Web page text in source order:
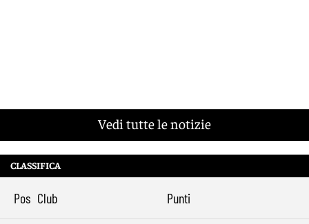
Vedi tutte le notizie
CLASSIFICA
Pos Club Punti